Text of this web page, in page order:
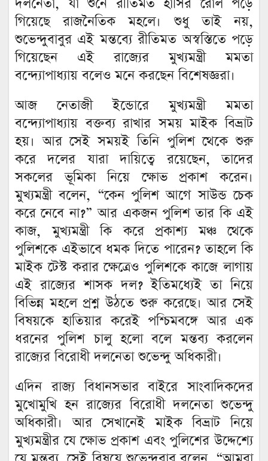
দলনেতা, যা শুনে রীতিমত হাসির রোল পড়ে
গিয়েছে রাজনৈতিক মহলে। শুধু তাই নয়,
শুভেন্দুবাবুর এই মন্তব্যে রীতিমত অস্বস্তিতে পড়ে
গিয়েছেন এই রাজ্যের মুখ্যমন্ত্রী মমতা
বন্দ্যোপাধ্যায় বলেও মনে করছেন বিশেষজ্ঞরা।
আজ নেতাজী ইন্ডোরে মুখ্যমন্ত্রী মমতা
বন্দ্যোপাধ্যায় বক্তব্য রাখার সময় মাইক বিভ্রাট
হয়। আর সেই সময়ই তিনি পুলিশ থেকে শুরু
করে দলের যারা দায়িত্বে রয়েছেন, তাদের
সকলের ভূমিকা নিয়ে ক্ষোভ প্রকাশ করেন।
মুখ্যমন্ত্রী বলেন, “কেন পুলিশ আগে সাউন্ড চেক
করে নেবে না?” আর একজন পুলিশ তার কি এই
কাজ, মুখ্যমন্ত্রী কি করে প্রকাশ্য মঞ্চ থেকে
পুলিশকে এইভাবে ধমক দিতে পারেন? তাহলে কি
মাইক টেস্ট করার ক্ষেত্রেও পুলিশকে কাজে লাগায়
এই রাজ্যের শাসক দল? ইতিমধ্যেই তা নিয়ে
বিভিন্ন মহলে প্রশ্ন উঠতে শুরু করেছে। আর সেই
বিষয়কে হাতিয়ার করেই পশ্চিমবঙ্গে আর এক
ধরনের পুলিশ চালু হলো বলে মন্তব্য করলেন
রাজ্যের বিরোধী দলনেতা শুভেন্দু অধিকারী।
এদিন রাজ্য বিধানসভার বাইরে সাংবাদিকদের
মুখোমুখি হন রাজ্যের বিরোধী দলনেতা শুভেন্দু
অধিকারী। আর সেখানেই মাইক বিভ্রাট নিয়ে
মুখ্যমন্ত্রীর যে ক্ষোভ প্রকাশ এবং পুলিশের উদ্দেশ্যে